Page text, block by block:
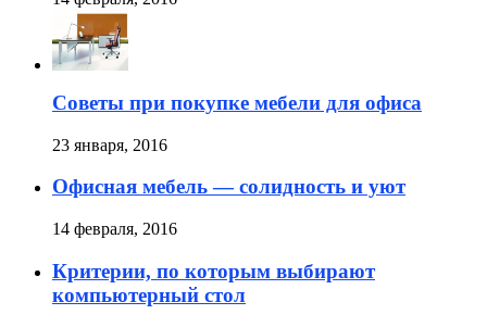
Советы при покупке мебели для офиса
23 января, 2016
Офисная мебель — солидность и уют
14 февраля, 2016
Критерии, по которым выбирают
компьютерный стол